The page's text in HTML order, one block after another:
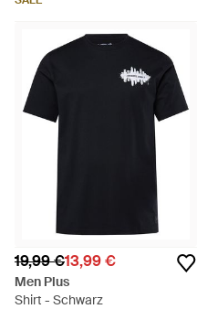
19,99 €13,99 €
Men Plus
Shirt - Schwarz